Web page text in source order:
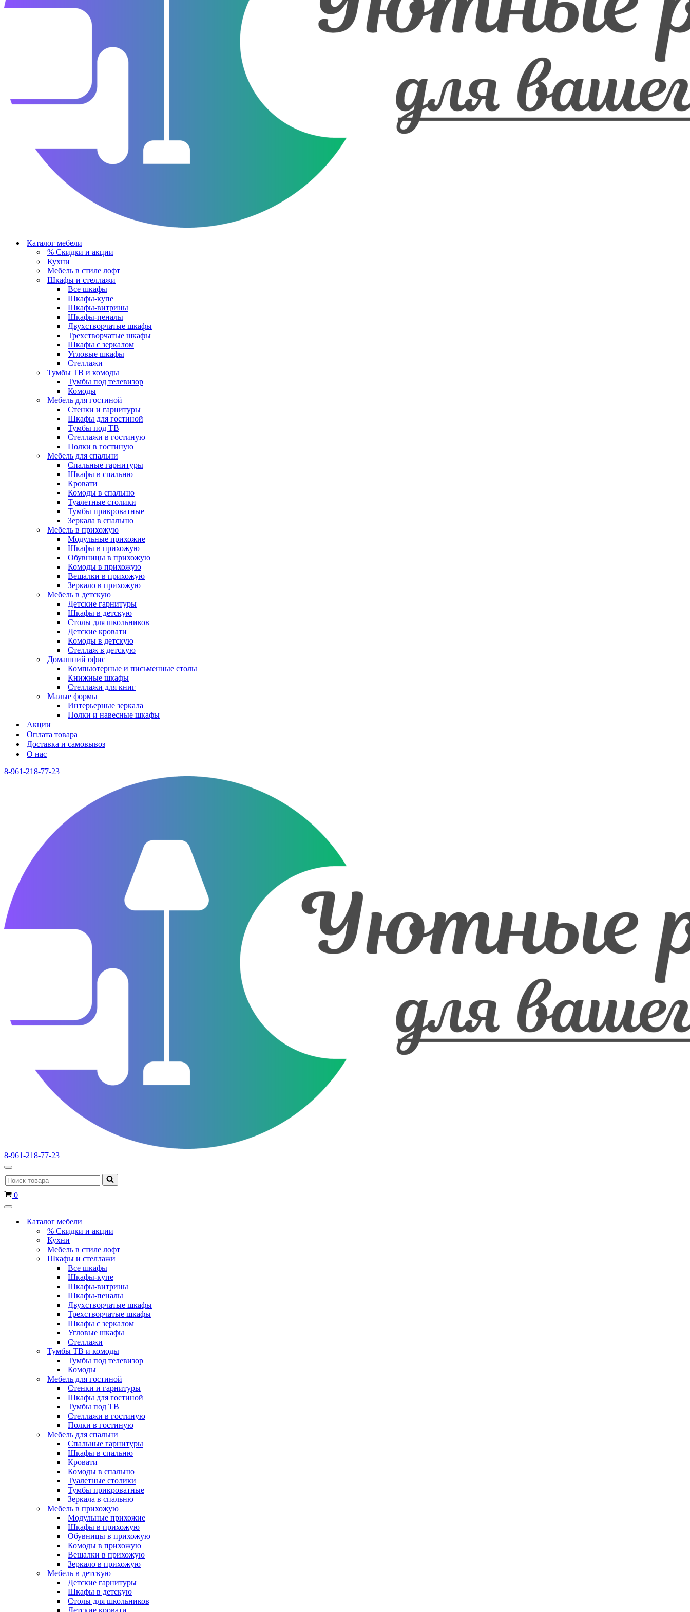
Каталог мебели
% Скидки и акции
Кухни
Мебель в стиле лофт
Шкафы и стеллажи
Все шкафы
Шкафы-купе
Шкафы-витрины
Шкафы-пеналы
Двухстворчатые шкафы
Трехстворчатые шкафы
Шкафы с зеркалом
Угловые шкафы
Стеллажи
Тумбы ТВ и комоды
Тумбы под телевизор
Комоды
Мебель для гостиной
Стенки и гарнитуры
Шкафы для гостиной
Тумбы под ТВ
Стеллажи в гостиную
Полки в гостиную
Мебель для спальни
Спальные гарнитуры
Шкафы в спальню
Кровати
Комоды в спальню
Туалетные столики
Тумбы прикроватные
Зеркала в спальню
Мебель в прихожую
Модульные прихожие
Шкафы в прихожую
Обувницы в прихожую
Комоды в прихожую
Вешалки в прихожую
Зеркало в прихожую
Мебель в детскую
Детские гарнитуры
Шкафы в детскую
Столы для школьников
Детские кровати
Комоды в детскую
Стеллаж в детскую
Домашний офис
Компьютерные и письменные столы
Книжные шкафы
Стеллажи для книг
Малые формы
Интерьерные зеркала
Полки и навесные шкафы
Акции
Оплата товара
Доставка и самовывоз
О нас
8-961-218-77-23
8-961-218-77-23
Меню
навигации
Искать...
Корзина
0
Меню
навигацииКаталог мебели
% Скидки и акции
Кухни
Мебель в стиле лофт
Шкафы и стеллажи
Все шкафы
Шкафы-купе
Шкафы-витрины
Шкафы-пеналы
Двухстворчатые шкафы
Трехстворчатые шкафы
Шкафы с зеркалом
Угловые шкафы
Стеллажи
Тумбы ТВ и комоды
Тумбы под телевизор
Комоды
Мебель для гостиной
Стенки и гарнитуры
Шкафы для гостиной
Тумбы под ТВ
Стеллажи в гостиную
Полки в гостиную
Мебель для спальни
Спальные гарнитуры
Шкафы в спальню
Кровати
Комоды в спальню
Туалетные столики
Тумбы прикроватные
Зеркала в спальню
Мебель в прихожую
Модульные прихожие
Шкафы в прихожую
Обувницы в прихожую
Комоды в прихожую
Вешалки в прихожую
Зеркало в прихожую
Мебель в детскую
Детские гарнитуры
Шкафы в детскую
Столы для школьников
Детские кровати